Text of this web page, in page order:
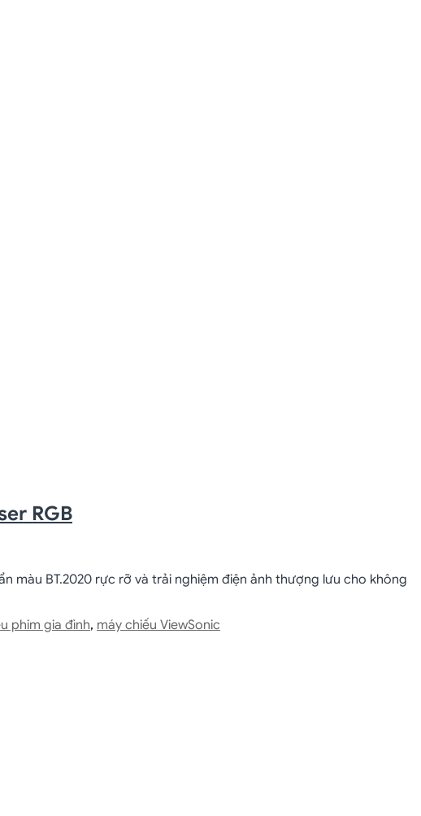
RGB
màu BT.2020 rực rỡ và trải nghiệm điện ảnh thượng lưu cho không
phim gia đình, máy chiếu ViewSonic